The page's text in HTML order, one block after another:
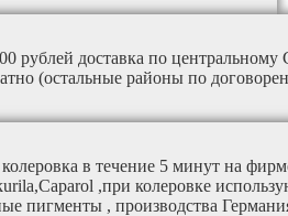
рублей доставка по центральному
(остальные районы по
в течение 5 минут на
,при колеровке
пигменты , производства